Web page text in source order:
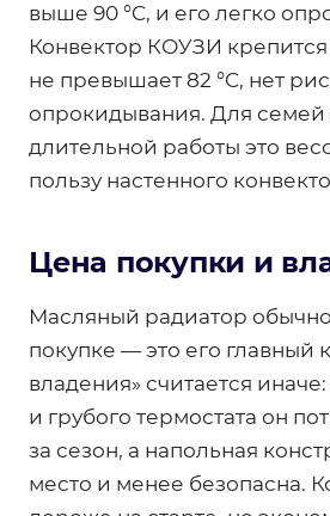
выше 90 °C, и его легко
Конвектор КОУЗИ крепится
не превышает 82 °C, нет
опрокидывания. Для семей
длительной работы это
пользу настенного
Цена покупки и
Масляный радиатор
покупке — это его главный
владения» считается
и грубого термостата он
за сезон, а напольная
место и менее безопасна.